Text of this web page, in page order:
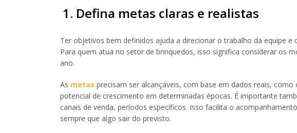
1. Defina metas claras e realistas
Ter objetivos bem definidos ajuda a direcionar o trabalho da equipe
Para quem atua no setor de brinquedos, isso significa considerar os
ano.
As metas precisam ser alcançáveis, com base em dados reais,
potencial de crescimento em determinadas épocas. É importante
canais de venda, períodos específicos. Isso facilita o
sempre que algo sair do previsto.